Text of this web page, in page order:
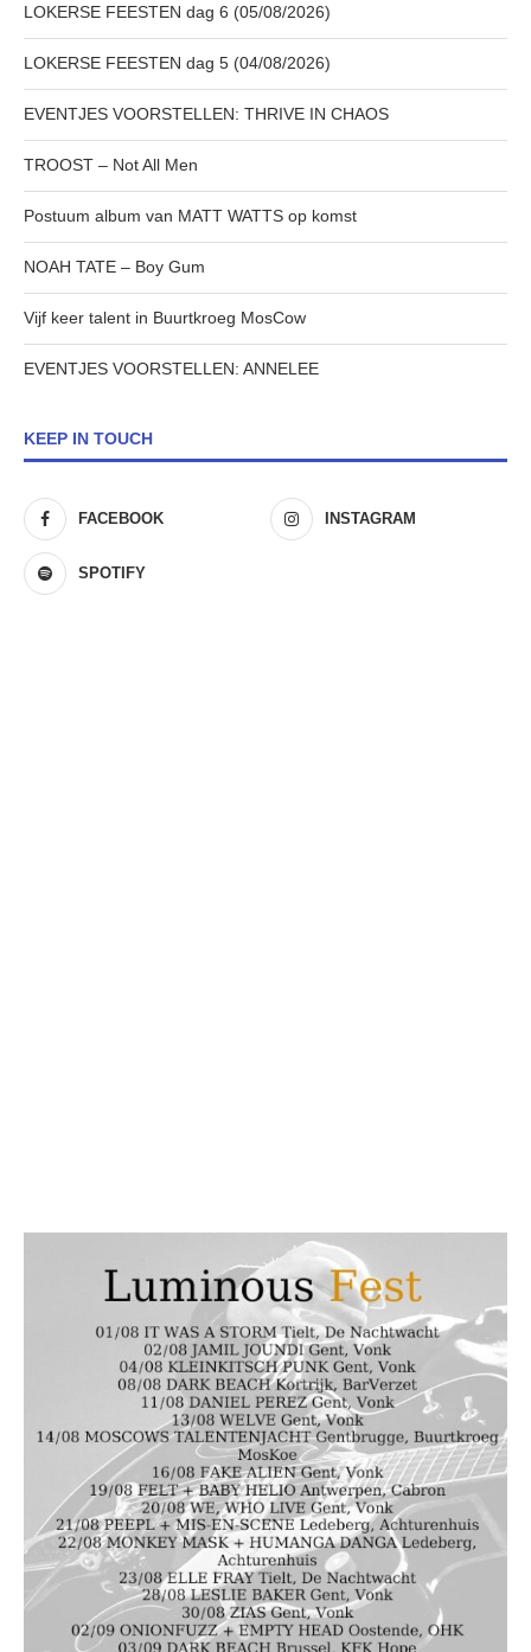
LOKERSE FEESTEN dag 6 (05/08/2026)
LOKERSE FEESTEN dag 5 (04/08/2026)
EVENTJES VOORSTELLEN: THRIVE IN CHAOS
TROOST – Not All Men
Postuum album van MATT WATTS op komst
NOAH TATE – Boy Gum
Vijf keer talent in Buurtkroeg MosCow
EVENTJES VOORSTELLEN: ANNELEE
KEEP IN TOUCH
FACEBOOK INSTAGRAM
SPOTIFY